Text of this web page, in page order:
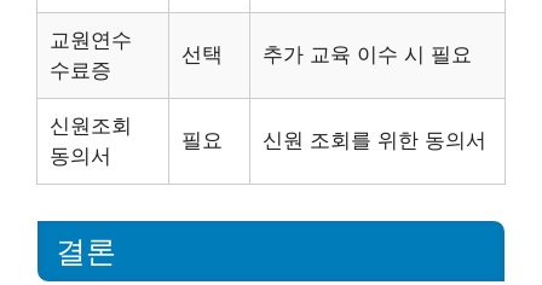
교원연수
수료증
선택 추가 교육 이수 시 필요
신원조회
동의서
필요 신원 조회를 위한 동의서
결론